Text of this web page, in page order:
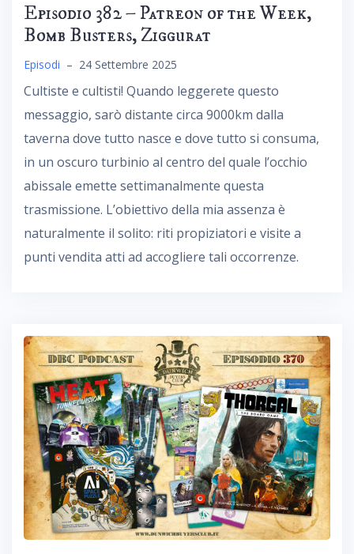
Episodio 382 – Patreon of the Week,
Bomb Busters, Ziggurat
Episodi – 24 Settembre 2025
Cultiste e cultisti! Quando leggerete questo
messaggio, sarò distante circa 9000km dalla
taverna dove tutto nasce e dove tutto si consuma,
in un oscuro turbinio al centro del quale l’occhio
abissale emette settimanalmente questa
trasmissione. L’obiettivo della mia assenza è
naturalmente il solito: riti propiziatori e visite a
punti vendita atti ad accogliere tali occorrenze.